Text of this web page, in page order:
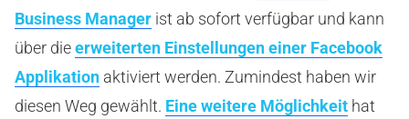
Business Manager ist ab sofort verfügbar und kann
über dieerweiterten Einstellungen einer Facebook
Applikation aktiviert werden. Zumindest haben wir
diesen Weg gewählt. Eine weitere Möglichkeit hat